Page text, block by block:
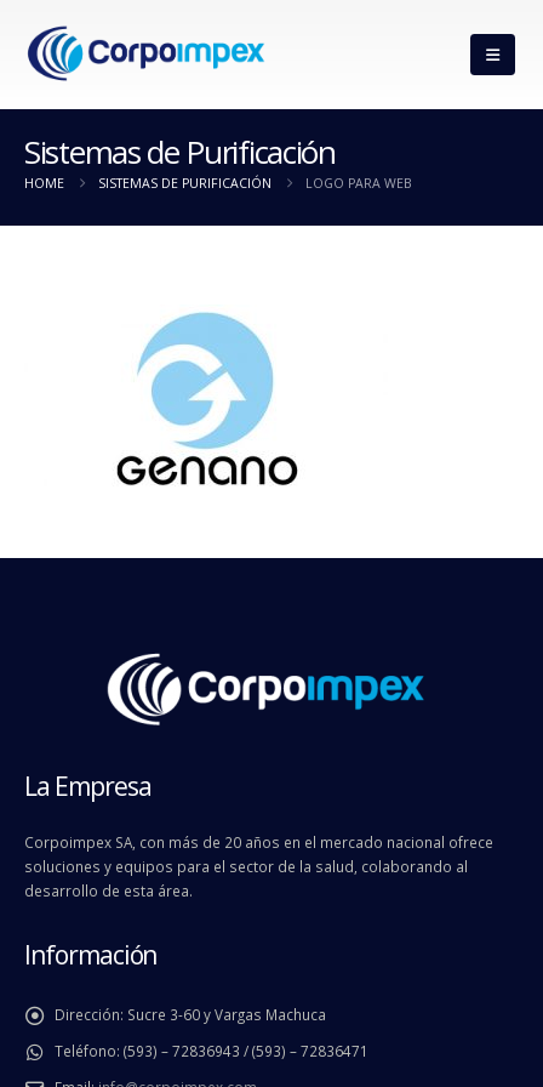
Sistemas de Purificación
HOME SISTEMAS DE PURIFICACIÓN LOGO PARA WEB
La Empresa
Corpoimpex SA, con más de 20 años en el mercado nacional ofrece
soluciones y equipos para el sector de la salud, colaborando al
desarrollo de esta área.
Información
Dirección: Sucre 3-60 y Vargas Machuca
Teléfono: (593) – 72836943 / (593) – 72836471